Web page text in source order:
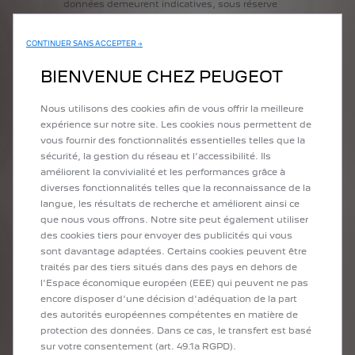
données demeurent indicatives, sous réserve
d'homologation).
En raison d'une pénurie
peuvent être temporairement indisponibles.
Si vous souhaitez obtenir plus
d'informations
invitons à prendre contact avec votre
concessionnaire PEUGEOT le plus proche :
https://www.peugeot.ch/fr/contact/trouver-
un-point-de-vente.html.
: les valeurs de consommation de carburant et
d'émissions de CO2 mentionnées sont
conformes à l'homologation WLTP (règlement
UE 2017/948). À compter du 1er septembre 2018,
les
nouveaux véhicules sont réceptionnés
d'essai des véhicules légers (WLTP), qui est une
nouvelle procédure d'essai plus réaliste pour
mesurer la consommation de carburant et les
émissions de CO2. Le WLTP remplace
totalement le nouveau cycle de
conduite
européen
(NEDC), qui était la procédure
CONTINUER SANS ACCEPTER →
BIENVENUE CHEZ PEUGEOT
Nous utilisons des cookies afin de vous offrir la meilleure
expérience sur notre site. Les cookies nous permettent de
vous fournir des fonctionnalités essentielles telles que la
sécurité, la gestion du réseau et l’accessibilité. Ils
améliorent la convivialité et les performances grâce à
diverses fonctionnalités telles que la reconnaissance de la
langue, les résultats de recherche et améliorent ainsi ce
que nous vous offrons. Notre site peut également utiliser
des cookies tiers pour envoyer des publicités qui vous
sont davantage adaptées. Certains cookies peuvent être
traités par des tiers situés dans des pays en dehors de
l'Espace économique européen (EEE) qui peuvent ne pas
encore disposer d'une décision d'adéquation de la part
des autorités européennes compétentes en matière de
protection des données. Dans ce cas, le transfert est basé
sur votre consentement (art. 49.1a RGPD).